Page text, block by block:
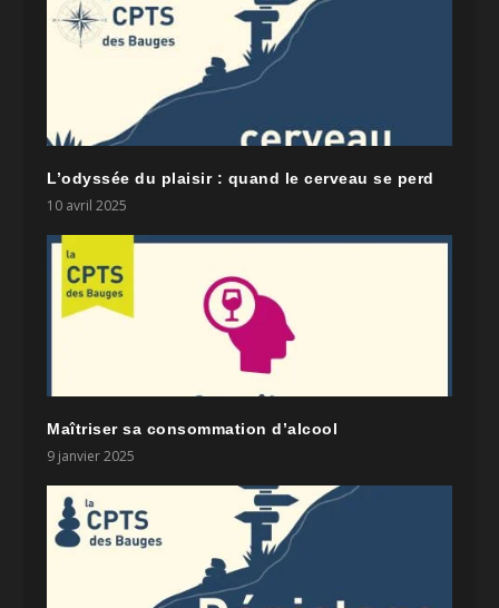
L’odyssée du plaisir : quand le cerveau se perd
10 avril 2025
Maîtriser sa consommation d’alcool
9 janvier 2025